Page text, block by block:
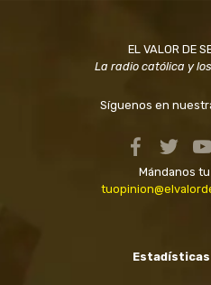
EL VALOR DE
La radio católica y
Síguenos en
Mándanos